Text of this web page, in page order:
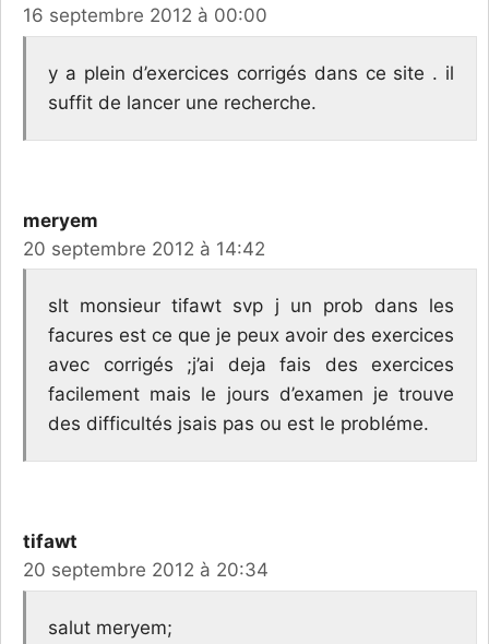
16 septembre 2012 à 00:00
y a plein d’exercices corrigés dans ce site . il
suffit de lancer une recherche.
meryem
20 septembre 2012 à 14:42
slt monsieur tifawt svp j un prob dans les
facures est ce que je peux avoir des exercices
avec corrigés ;j’ai deja fais des exercices
facilement mais le jours d’examen je trouve
des difficultés jsais pas ou est le probléme.
tifawt
20 septembre 2012 à 20:34
salut meryem;